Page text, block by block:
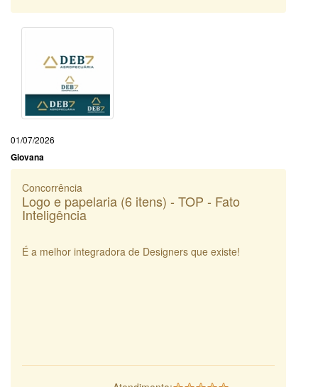
01/07/2026
Giovana
Concorrência
Logo e papelaria (6 itens) - TOP - Fato
Inteligência
É a melhor integradora de Designers que existe!